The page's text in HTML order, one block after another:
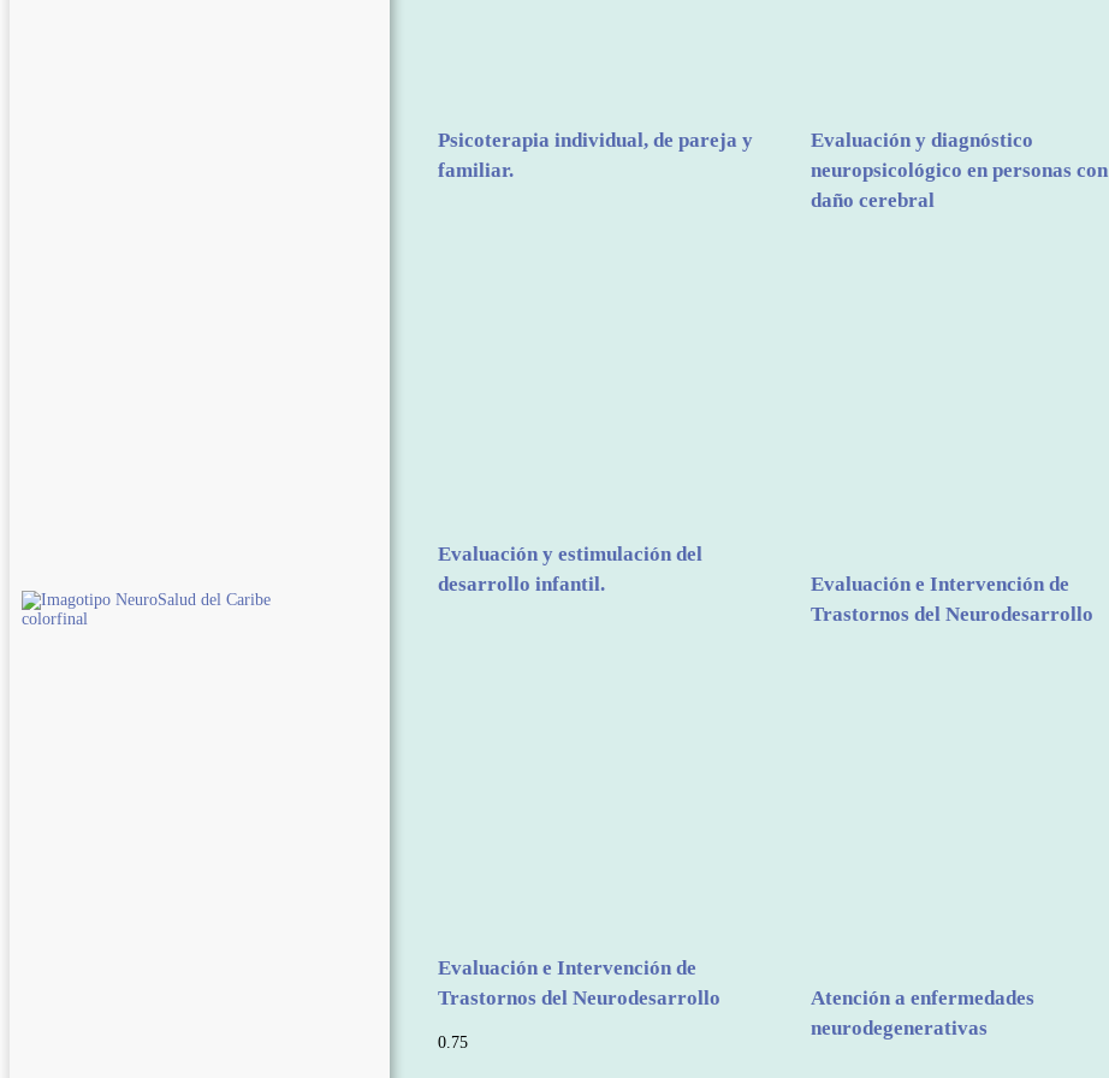
Psicoterapia individual, de pareja y
familiar.
Evaluación y estimulación del
desarrollo infantil.
Evaluación e Intervención de
Trastornos del Neurodesarrollo
Evaluación y diagnóstico
neuropsicológico en personas con
daño cerebral
Evaluación e Intervención de
Trastornos del Neurodesarrollo
Atención a enfermedades
neurodegenerativas